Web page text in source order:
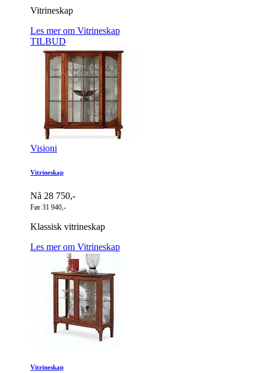
Vitrineskap
Les mer om Vitrineskap
TILBUD
Visioni
Vitrineskap
Nå 28 750,-
Før 31 940,-
Klassisk vitrineskap
Les mer om Vitrineskap
Vitrineskap